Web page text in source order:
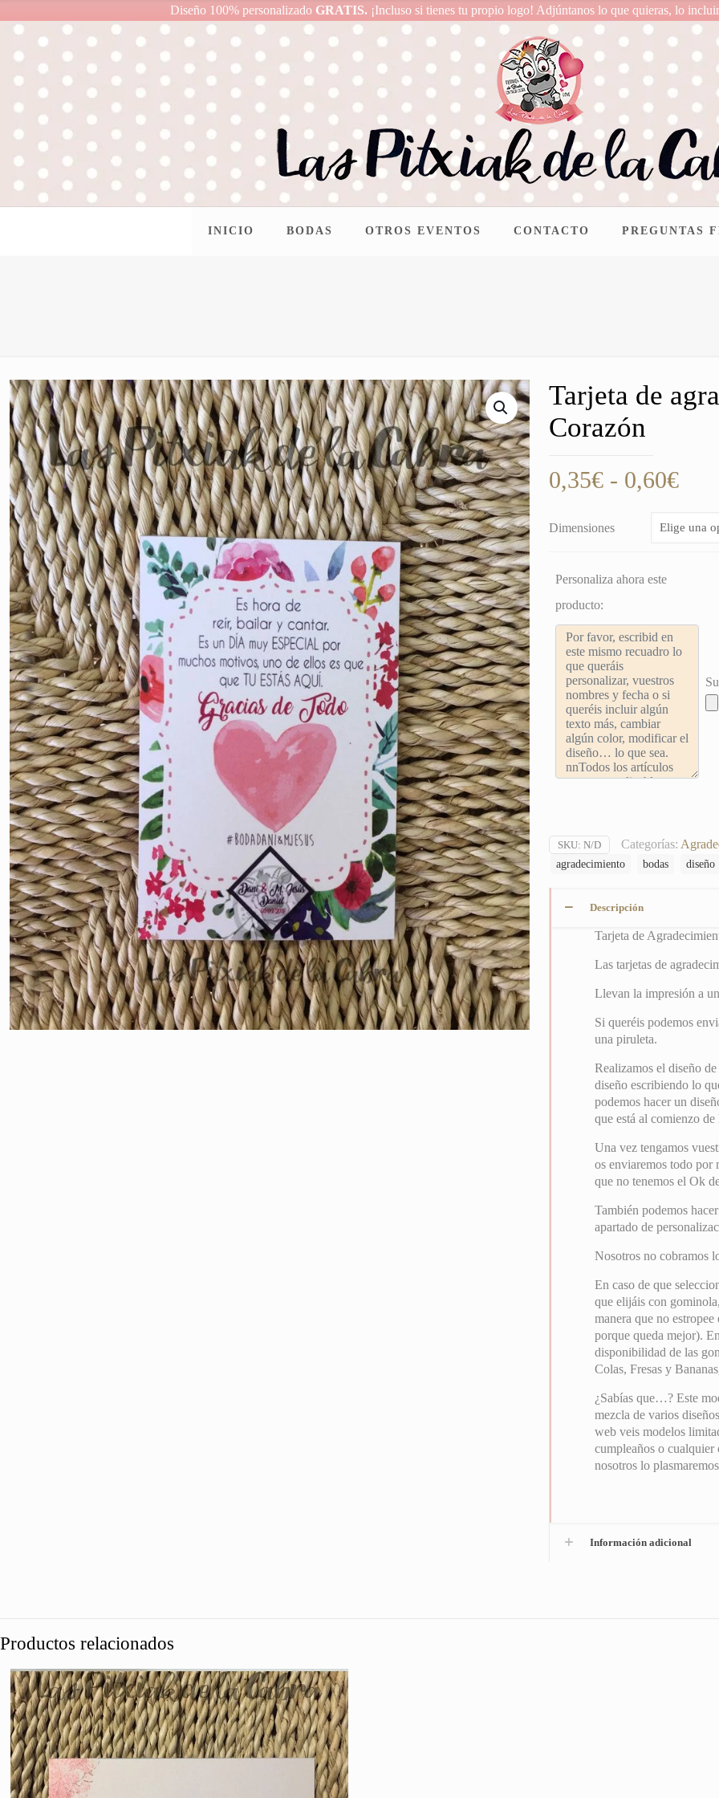
Diseño 100% personalizado GRATIS. ¡Incluso si tienes tu propio logo! Adjúntanos lo que quieras, lo
INICIO BODAS OTROS EVENTOS CONTACTO PREGUNTAS
Tarjeta de
Corazón
0,35€ - 0,60€
0,60€
Dimensiones
Personaliza ahora este
producto:
SKU: N/D Categorías:
agradecimiento bodas diseño
Descripción
Tarjeta de
Las tarjetas de
Llevan la impresión a
Si queréis podemos
una piruleta.
Realizamos el diseño
diseño escribiendo lo
podemos hacer un
que está al comienzo
Una vez tengamos
os enviaremos todo por
que no tenemos el Ok
También podemos
apartado de
Nosotros no cobramos
En caso de que
que elijáis con
manera que no
porque queda mejor).
disponibilidad de las
Colas, Fresas y
¿Sabías que…? Este
mezcla de varios
web veis modelos
cumpleaños o cualquier
nosotros lo
Información adicional
Productos relacionados